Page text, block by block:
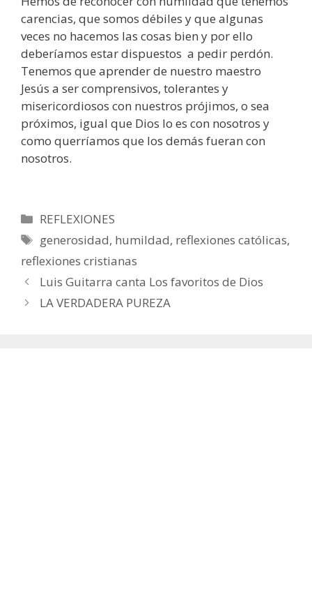
carencias, que somos débiles y que algunas
veces no hacemos las cosas bien y por ello
deberíamos estar dispuestos a pedir perdón.
Tenemos que aprender de nuestro maestro
Jesús a ser comprensivos, tolerantes y
misericordiosos con nuestros prójimos, o sea
próximos, igual que Dios lo es con nosotros y
como querríamos que los demás fueran con
nosotros.
Categorías
REFLEXIONES
Etiquetas
generosidad, humildad, reflexiones católicas,
reflexiones cristianas
Luis Guitarra canta Los favoritos de Dios
LA VERDADERA PUREZA